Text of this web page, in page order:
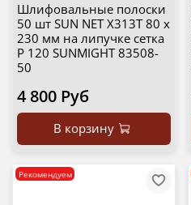
Шлифовальные полоски
50 шт SUN NET X313T 80 х
230 мм на липучке сетка
P 120 SUNMIGHT 83508-
50
4 800 Руб
В корзину
Рекомендуем